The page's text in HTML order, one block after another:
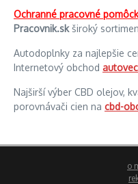
Ochranné pracovné
Pracovnik.skširoký
Autodoplnky za najlepšie
Internetový obchod
Najširší výber CBD olejov,
porovnávači cien na cbd-
o